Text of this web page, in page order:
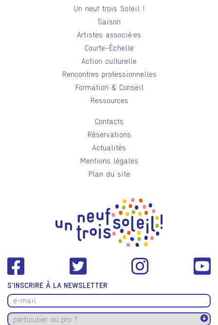
Un neuf trois Soleil !
Saison
Artistes associé·es
Courte-Échelle
Action culturelle
Rencontres professionnelles
Formation & Conseil
Ressources
Contacts
Réservations
Actualités
Mentions légales
Plan du site
S'INSCRIRE À LA NEWSLETTER